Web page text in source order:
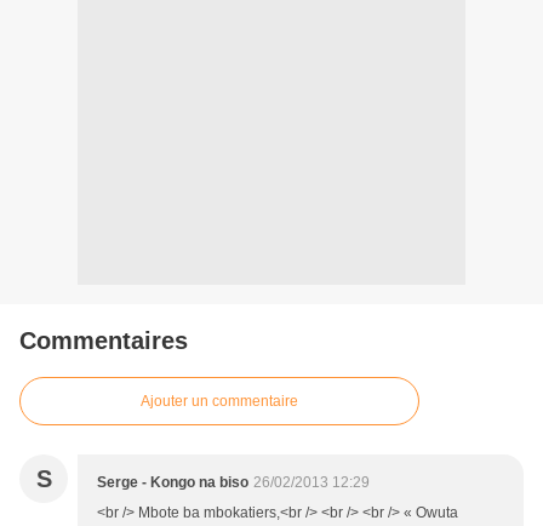
Commentaires
Ajouter un commentaire
S Serge - Kongo na biso 26/02/2013 12:29
<br /> Mbote ba mbokatiers,<br /> <br /> <br /> « Owuta